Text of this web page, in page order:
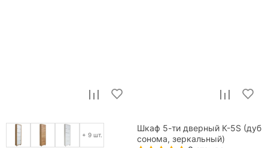
+ 9 шт.
Шкаф 5-ти дверный К-5S (дуб
сонома, зеркальный)